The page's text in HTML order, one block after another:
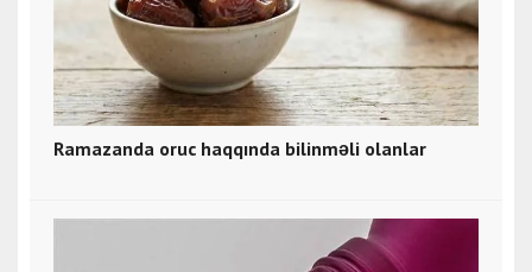
Ramazanda oruc haqqında bilinməli olanlar